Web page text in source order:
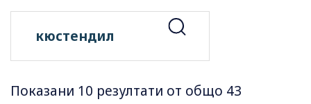
Показани 10 резултати от общо 43